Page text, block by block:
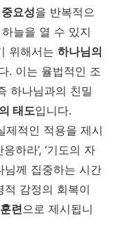
요성을 반복적으
늘을 열 수 있지
위해서는 하나님의
. 이는 율법적인 조
하나님과의 친밀
태도입니다.
제적인 적용을 제시
하라’, ‘기도의 자
님께 집중하는 시간
적 감정의 회복이
련으로 제시됩니